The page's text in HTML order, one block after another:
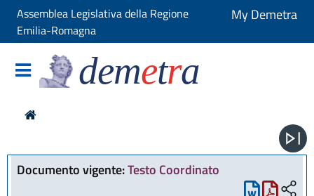
Assemblea Legislativa della Regione
Emilia-Romagna
My Demetra
demetra
Documento vigente:Testo Coordinato